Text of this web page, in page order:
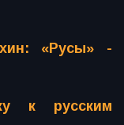
«Русы» -
к русским